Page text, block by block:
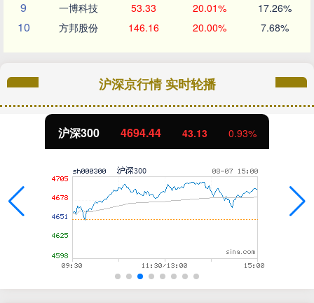
9 一博科技 53.33 20.01% 17.26%
10 方邦股份 146.16 20.00% 7.68%
沪深京行情 实时轮播
沪深300 4694.44 43.13 0.93%